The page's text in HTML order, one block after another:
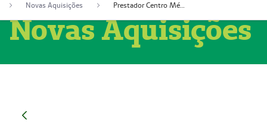
Novas Aquisições
Prestador Centro Médico Vitória Ltda, 51004350-4: Centro Médico Vitória Ltda (Nome Fantasia: Policlínica Master)
Novas Aquisições